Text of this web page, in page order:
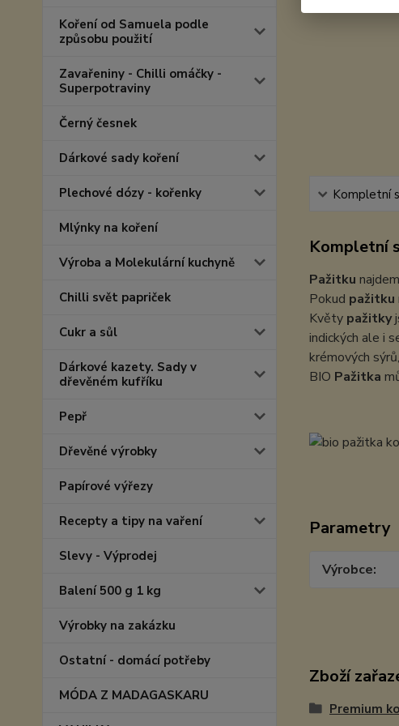
Koření od Samuela podle
způsobu použití
Zavařeniny - Chilli omáčky -
Superpotraviny
Černý česnek
Dárkové sady koření
Plechové dózy - kořenky
Mlýnky na koření
Výroba a Molekulární kuchyně
Chilli svět papriček
Cukr a sůl
Dárkové kazety. Sady v
dřevěném kufříku
Pepř
Dřevěné výrobky
Papírové výřezy
Recepty a tipy na vaření
Slevy - Výprodej
Balení 500 g 1 kg
Výrobky na zakázku
Ostatní - domácí potřeby
MÓDA Z MADAGASKARU
Kompletní
Kompletní
Pažitku
Pokud pažitku
Květy pažitky
indických ale i
krémových
BIO Pažitka
Parametry
Výrobce
Zboží
Premium